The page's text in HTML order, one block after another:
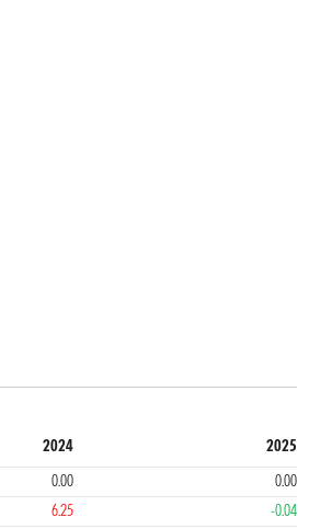
2024
2025
0.00
0.00
6.25
-0.04